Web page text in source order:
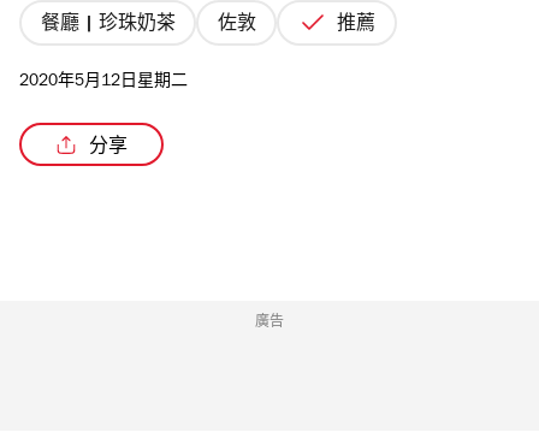
餐廳 | 珍珠奶茶 佐敦 推薦
2020年5月12日星期二
分享
廣告